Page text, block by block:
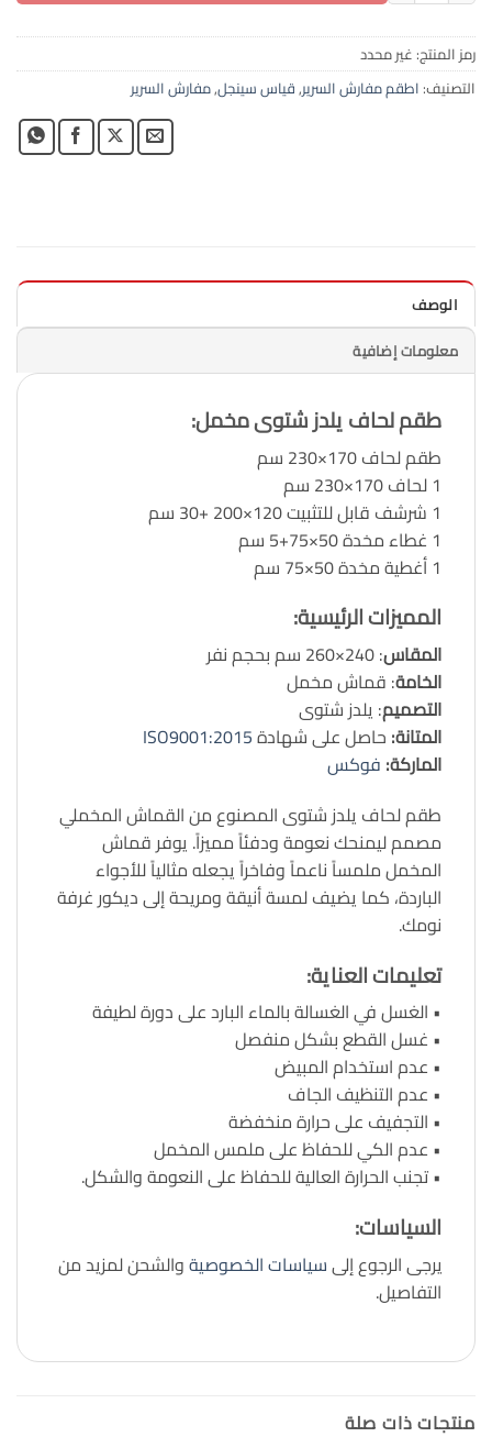
رمز المنتج: غير محدد
التصنيف: اطقم مفارش السرير,قياس سينجل,مفارش السرير
الوصف
معلومات إضافية
طقم لحاف يلدز شتوى مخمل:
طقم لحاف 170×230 سم
1 لحاف 170×230 سم
1 شرشف قابل للتثبيت 120×200 +30 سم
1 غطاء مخدة 50×75+5 سم
1 أغطية مخدة 50×75 سم
المميزات الرئيسية:
المقاس: 240×260 سم بحجم نفر
الخامة: قماش مخمل
التصميم: يلدز شتوى
المتانة: حاصل على شهادةISO9001:2015
الماركة: فوكس
طقم لحاف يلدز شتوى المصنوع من القماش المخملي
مصمم ليمنحك نعومة ودفئاً مميزاً. يوفر قماش
المخمل ملمساً ناعماً وفاخراً يجعله مثالياً للأجواء
الباردة، كما يضيف لمسة أنيقة ومريحة إلى ديكور غرفة
نومك.
تعليمات العناية:
• الغسل في الغسالة بالماء البارد على دورة لطيفة
• غسل القطع بشكل منفصل
• عدم استخدام المبيض
• عدم التنظيف الجاف
• التجفيف على حرارة منخفضة
• عدم الكي للحفاظ على ملمس المخمل
• تجنب الحرارة العالية للحفاظ على النعومة والشكل.
السياسات:
يرجى الرجوع إلىسياسات الخصوصيةوالشحن لمزيد من
التفاصيل.
منتجات ذات صلة